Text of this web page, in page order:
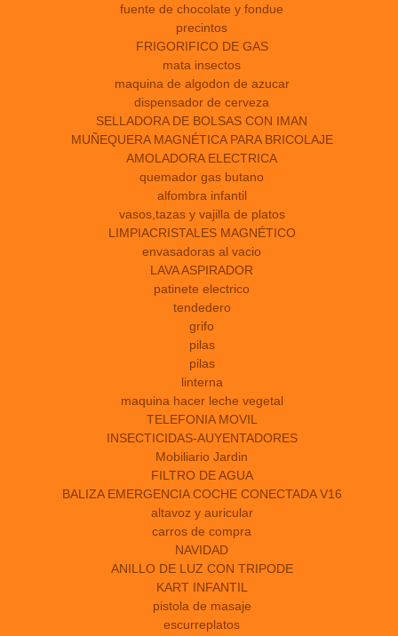
fuente de chocolate y fondue
precintos
FRIGORIFICO DE GAS
mata insectos
maquina de algodon de azucar
dispensador de cerveza
SELLADORA DE BOLSAS CON IMAN
MUÑEQUERA MAGNÉTICA PARA BRICOLAJE
AMOLADORA ELECTRICA
quemador gas butano
alfombra infantil
vasos,tazas y vajilla de platos
LIMPIACRISTALES MAGNÉTICO
envasadoras al vacio
LAVA ASPIRADOR
patinete electrico
tendedero
grifo
pilas
pilas
linterna
maquina hacer leche vegetal
TELEFONIA MOVIL
INSECTICIDAS-AUYENTADORES
Mobiliario Jardin
FILTRO DE AGUA
BALIZA EMERGENCIA COCHE CONECTADA V16
altavoz y auricular
carros de compra
NAVIDAD
ANILLO DE LUZ CON TRIPODE
KART INFANTIL
pistola de masaje
escurreplatos